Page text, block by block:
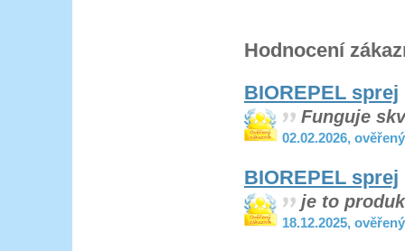
Hodnocení
BIOREPEL sprej
Funguje
02.02.2026,
BIOREPEL sprej
je to
18.12.2025,